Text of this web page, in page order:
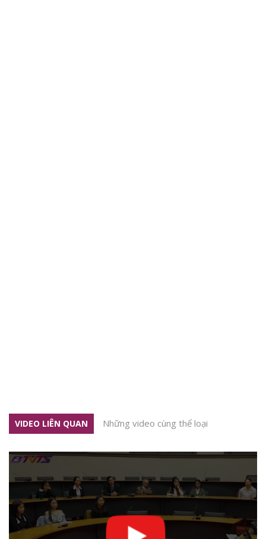
VIDEO LIÊN QUAN Những video cùng thể loại